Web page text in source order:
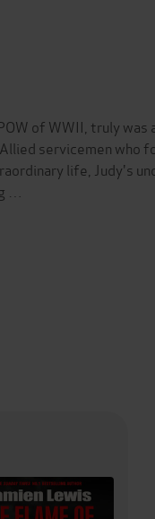
of WWII, truly was
servicemen who
life, Judy's
…